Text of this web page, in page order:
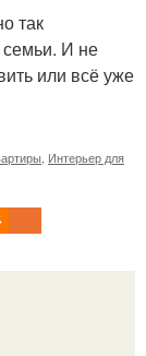
так
И не
или всё уже
Интерьер для